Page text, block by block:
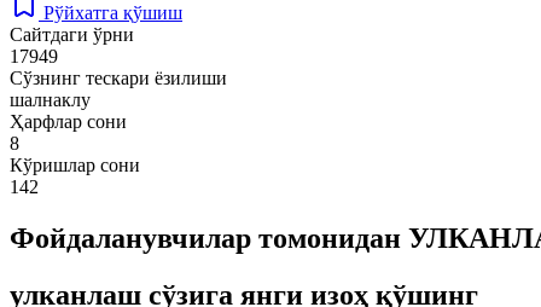
Рўйхатга қўшиш
Сайтдаги ўрни
17949
Сўзнинг тескари ёзилиши
шалнаклу
Ҳарфлар сони
8
Кўришлар сони
142
Фойдаланувчилар томонидан
улканлаш сўзига янги изоҳ қўшинг